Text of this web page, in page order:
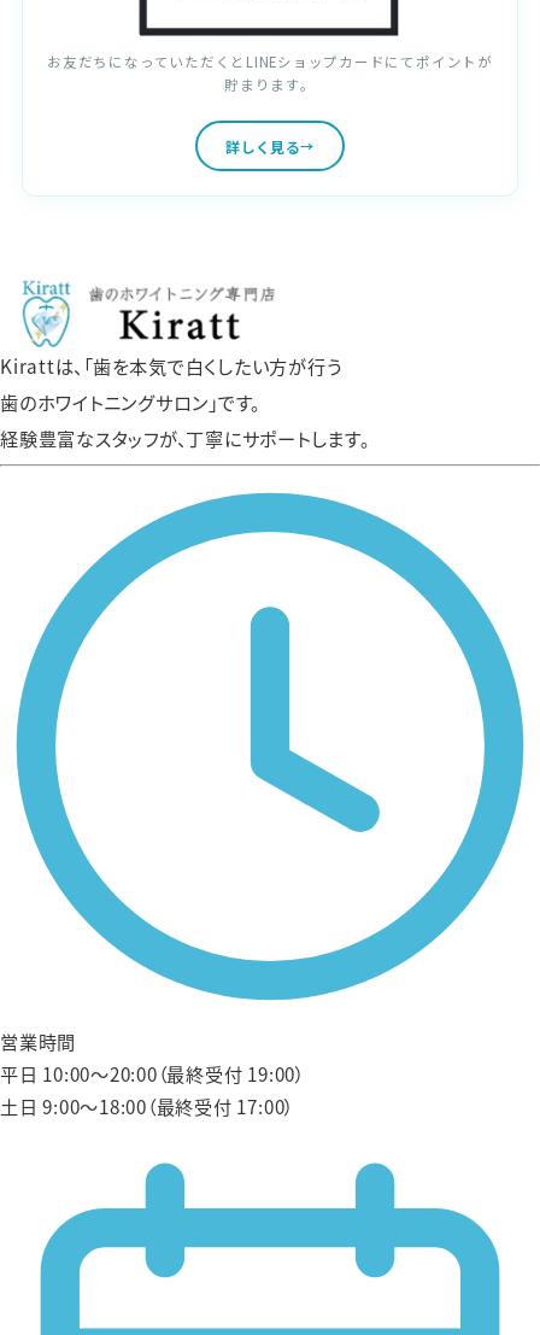
お友だちになっていただくとLINEショップカードにてポイントが
貯まります。
詳しく見る
Kirattは、「歯を本気で白くしたい方が行う
歯のホワイトニングサロン」です。
経験豊富なスタッフが、丁寧にサポートします。
営業時間
平日 10:00〜20:00（最終受付 19:00）
土日 9:00〜18:00（最終受付 17:00）